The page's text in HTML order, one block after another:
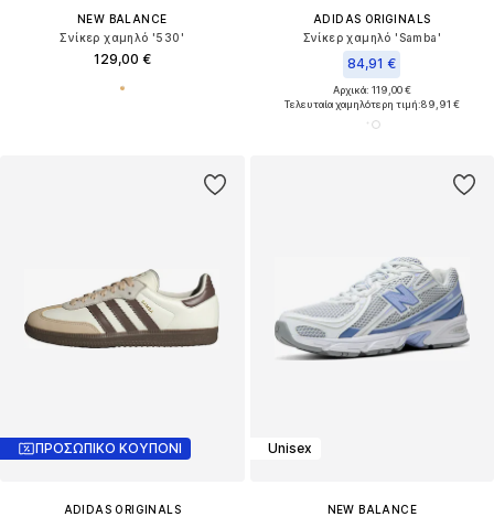
NEW BALANCE
Σνίκερ χαμηλό '530'
129,00 €
ADIDAS ORIGINALS
Σνίκερ χαμηλό 'Samba'
84,91 €
Αρχικά: 119,00 €
Τελευταία χαμηλότερη τιμή:89,91 €
ΠΡΟΣΩΠΙΚΟ ΚΟΥΠΟΝΙ
ADIDAS ORIGINALS
Unisex
NEW BALANCE